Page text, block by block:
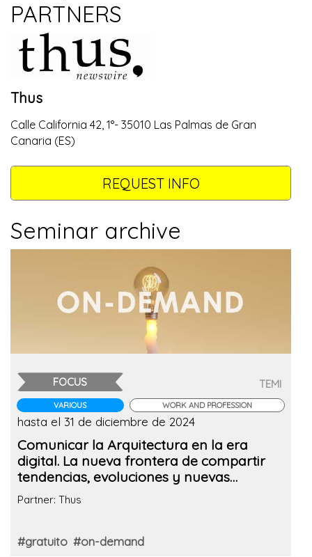
PARTNERS
Thus
Calle California 42, 1°- 35010 Las Palmas de Gran
Canaria (ES)
REQUEST INFO
Seminar archive
FOCUS
VARIOUS
TEMI
WORK AND PROFESSION
hasta el 31 de diciembre de 2024
Comunicar la Arquitectura en la era
digital. La nueva frontera de compartir
tendencias, evoluciones y nuevas
herramientas.
Partner: Thus
#gratuito #on-demand